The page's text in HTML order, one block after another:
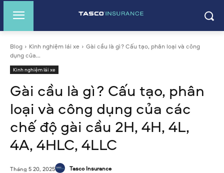
Blog Kinh nghiệm lái xe
Gài cầu là gì? Cấu tạo, phân loại và công
dụng của...
Kinh nghiệm lái xe
Gài cầu là gì? Cấu tạo, phân
loại và công dụng của các
chế độ gài cầu 2H, 4H, 4L,
4A, 4HLC, 4LLC
Tháng 5 20, 2025 Tasco Insurance